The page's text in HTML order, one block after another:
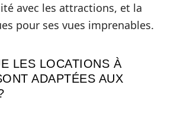
avec les attractions, et la
pour ses vues imprenables.
LES LOCATIONS À
ADAPTÉES AUX